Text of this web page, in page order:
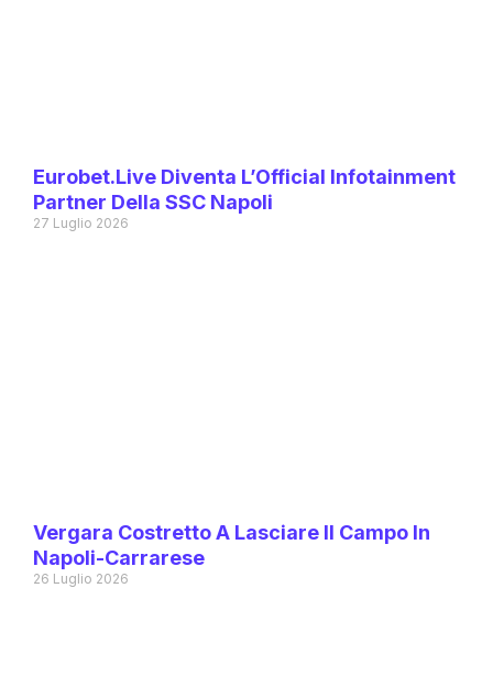
Eurobet.live Diventa L’Official Infotainment
Partner Della SSC Napoli
27 Luglio 2026
Vergara Costretto A Lasciare Il Campo In
Napoli-Carrarese
26 Luglio 2026